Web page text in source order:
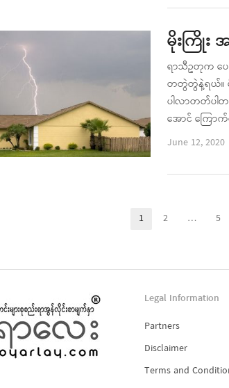
မိုးကြို
ရာသီဥတုက ပေ
တတွဲတွဲနဲ့ရယ်။ မို
ပါလာတတ်ပါတ
အောင် ကြေ
June 12, 2020
Page
1 Page
2 … 5
Legal Information
Partners
Disclaimer
Terms and